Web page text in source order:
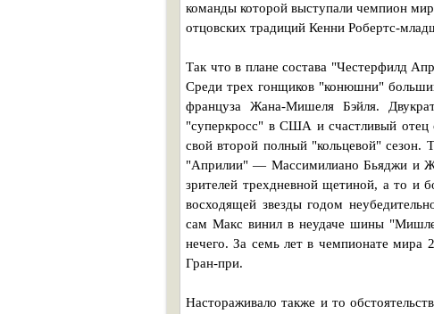
команды которой выступали чемпион
отцовских традиций Кенни Робертс-
Так что в плане состава "Честерфилд
Среди трех гонщиков "конюшни"
француза Жана-Мишеля Бэйля.
"суперкросс" в США и счастливый
свой второй полный "кольцевой" сезон.
"Априлии" — Массимилиано Бьяджи и
зрителей трехдневной щетиной, а то и
восходящей звезды годом
сам Макс винил в неудаче шины
нечего. За семь лет в чемпионате
Гран-при.
Настораживало также и то